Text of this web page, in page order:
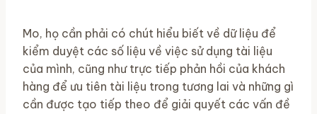
Mo, họ cần phải có chút hiểu biết về dữ liệu để
kiểm duyệt các số liệu về việc sử dụng tài liệu
của mình, cũng như trực tiếp phản hồi của khách
hàng để ưu tiên tài liệu trong tương lai và những gì
cần được tạo tiếp theo để giải quyết các vấn đề